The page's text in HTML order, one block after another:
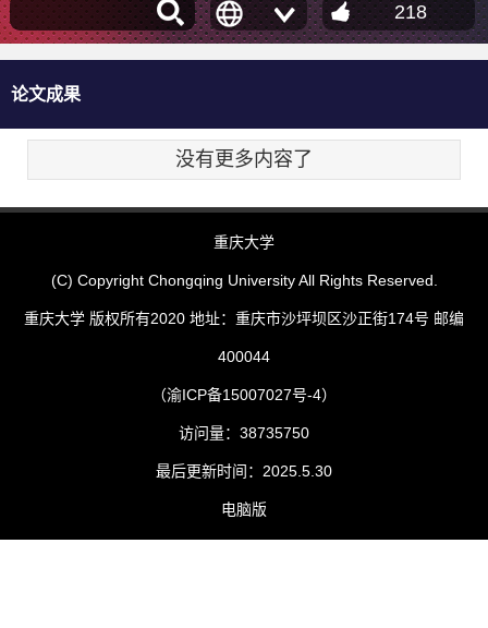
218
论文成果
没有更多内容了
重庆大学
(C) Copyright Chongqing University All Rights Reserved.
重庆大学 版权所有2020 地址：重庆市沙坪坝区沙正街174号 邮编
400044
（渝ICP备15007027号-4）
访问量： 38735750
最后更新时间： 2025 5 30
电脑版